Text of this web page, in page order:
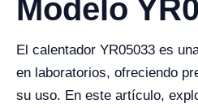
Modelo
El calentador YR05033 es
en laboratorios, ofreciendo
su uso. En este artículo,